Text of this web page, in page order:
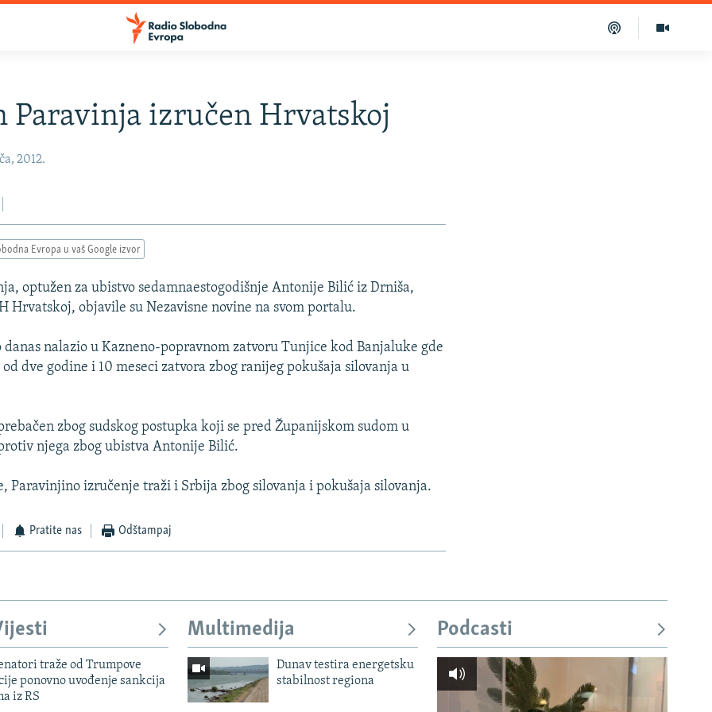
Paravinja izručen Hrvatskoj
2012.
Evropa u vaš Google izvor
optužen za ubistvo sedamnaestogodišnje Antonije Bilić iz Drniša,
Hrvatskoj, objavile su Nezavisne novine na svom portalu.
danas nalazio u Kazneno-popravnom zatvoru Tunjice kod Banjaluke gde
dve godine i 10 meseci zatvora zbog ranijeg pokušaja silovanja u
zbog sudskog postupka koji se pred Županijskom sudom u
njega zbog ubistva Antonije Bilić.
Paravinjino izručenje traži i Srbija zbog silovanja i pokušaja silovanja.
Pratite nas Odštampaj
traže od Trumpove
ponovno uvođenje sankcija
iz RS
Multimedija
Dunav testira energetsku
stabilnost regiona
Podcasti